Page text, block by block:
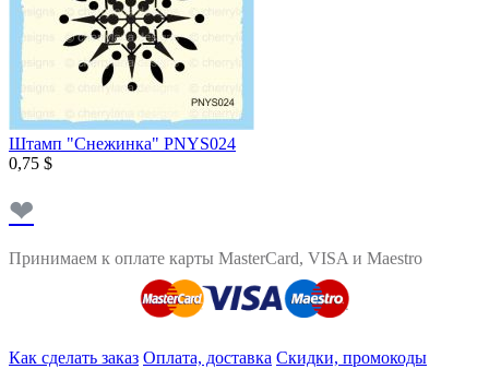
Штамп "Снежинка" PNYS024
0,75 $
❤
Принимаем к оплате карты MasterCard, VISA и Maestro
Как сделать заказ Оплата, доставка Скидки, промокоды